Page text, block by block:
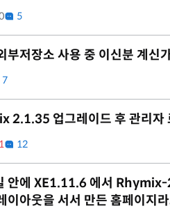
5
부저장소 사용 중 이신분 계신
7
업그레이드 후 관리자
1 12
안에 XE1.11.6 에서
이아웃을 서서 만든 홈페이지